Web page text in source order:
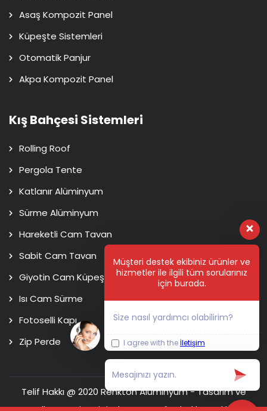
Asaş Kompozit Panel
Küpeşte Sistemleri
Otomatik Panjur
Akpa Kompozit Panel
Kış Bahçesi Sistemleri
Rolling Roof
Pergola Tente
Katlanır Alüminyum
Sürme Alüminyum
Hareketli Cam Tavan
Sabit Cam Tavan
Giyotin Cam Küpeşte
Isı Cam Sürme
Fotoselli Kapı
Zip Perde
Telif Hakkı @ 2020 Renkton Alüminyum - Tasarım ve
Müşteri destek ekibiniz ürünler ve
hizmetler ile ilgili tüm sorularınız
için burada.
Size nasıl yardımcı olabilirim?
I agree with the İletişim